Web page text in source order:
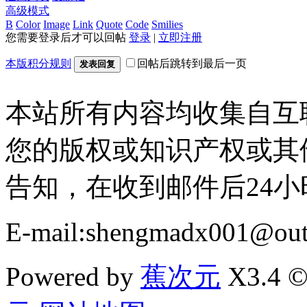
高级模式
B Color Image Link Quote Code Smilies
您需要登录后才可以回帖 登录 | 立即注册
本版积分规则 发表回复 回帖后跳转到最后一页
本站所有内容均收集自
您的版权或知识产权或
告知，在收到邮件后24
E-
Powered by 蕉次元 X3.4